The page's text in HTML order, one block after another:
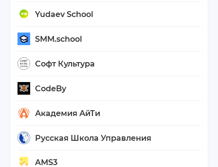
Yudaev School
SMM.school
Софт Культура
CodeBy
Академия АйТи
Русская Школа Управления
AMS3